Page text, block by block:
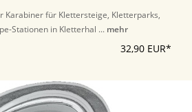
Karabiner für Klettersteige, Kletterparks,
Stationen in Kletterhal ... mehr
32,90 EUR*